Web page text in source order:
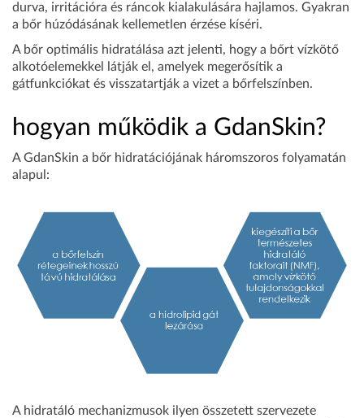
durva, irritációra és ráncok kialakulására hajlamos. Gyakran
a bőr húzódásának kellemetlen érzése kíséri.
A bőr optimális hidratálása azt jelenti, hogy a bőrt vízkötő
alkotóelemekkel látják el, amelyek megerősítik a
gátfunkciókat és visszatartják a vizet a bőrfelszínben.
hogyan működik a GdanSkin?
A GdanSkin a bőr hidratációjának háromszoros folyamatán
alapul:
A hidratáló mechanizmusok ilyen összetett szervezete